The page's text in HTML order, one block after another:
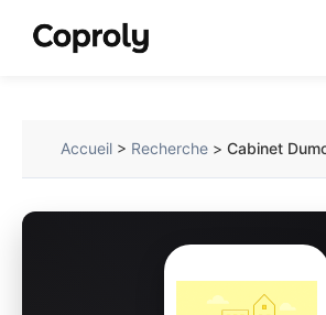
Accueil > Recherche >Cabinet